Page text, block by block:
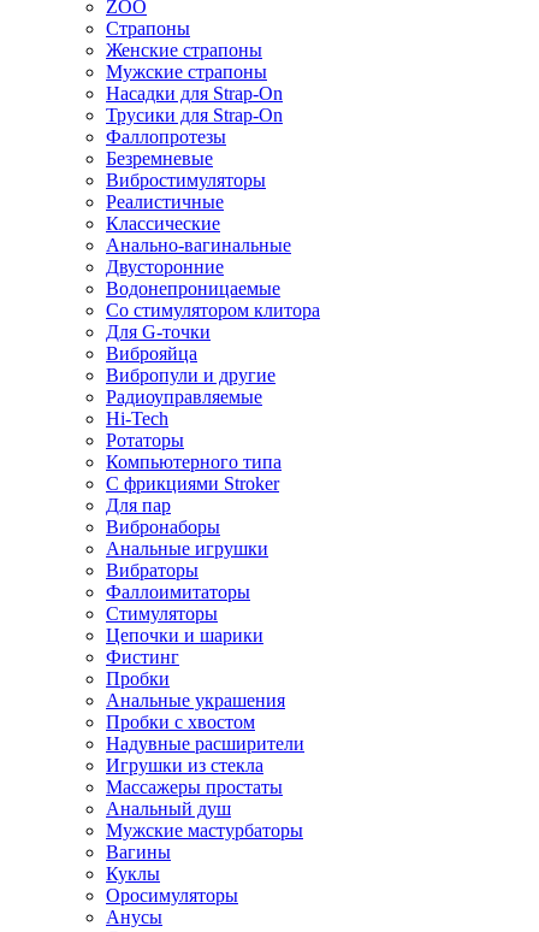
ZOO
Страпоны
Женские страпоны
Мужские страпоны
Насадки для Strap-On
Трусики для Strap-On
Фаллопротезы
Безремневые
Вибростимуляторы
Реалистичные
Классические
Анально-вагинальные
Двусторонние
Водонепроницаемые
Со стимулятором клитора
Для G-точки
Виброяйца
Вибропули и другие
Радиоуправляемые
Hi-Tech
Ротаторы
Компьютерного типа
С фрикциями Stroker
Для пар
Вибронаборы
Анальные игрушки
Вибраторы
Фаллоимитаторы
Стимуляторы
Цепочки и шарики
Фистинг
Пробки
Анальные украшения
Пробки с хвостом
Надувные расширители
Игрушки из стекла
Массажеры простаты
Анальный душ
Мужские мастурбаторы
Вагины
Куклы
Оросимуляторы
Анусы